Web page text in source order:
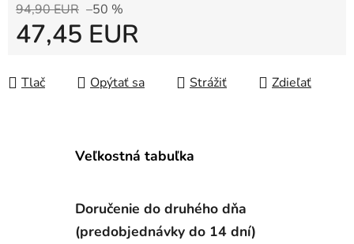
94,90 EUR –50 %
47,45 EUR
Tlač
Opýtať sa Strážiť Zdieľať
Veľkostná tabuľka
Doručenie do druhého dňa
(predobjednávky do 14 dní)